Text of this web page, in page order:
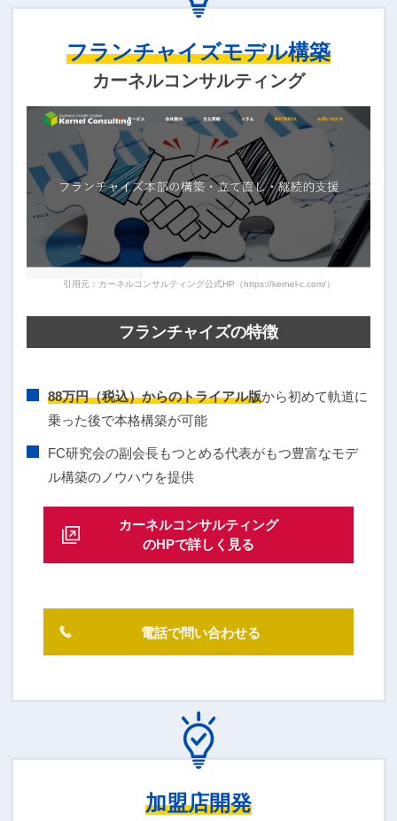
フランチャイズモデル構築
カーネルコンサルティング
引用元：カーネルコンサルティング公式HP（https://kernel-c.com/）
フランチャイズの特徴
88万円（税込）からのトライアル版から初めて軌道に
乗った後で本格構築が可能
FC研究会の副会長もつとめる代表がもつ豊富なモデ
ル構築のノウハウを提供
カーネルコンサルティング
のHPで詳しく見る
電話で問い合わせる
加盟店開発